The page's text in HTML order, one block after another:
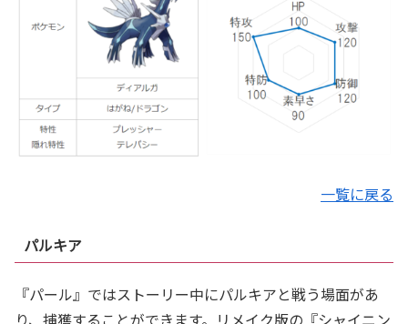
一覧に戻る
パルキア
『パール』ではストーリー中にパルキアと戦う場面があ